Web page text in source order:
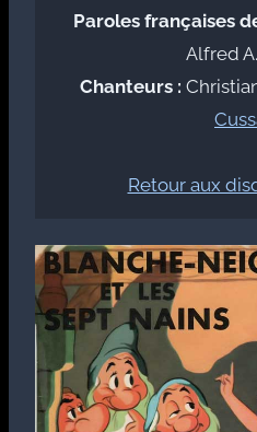
Paroles françaises
Alfred
Chanteurs :
Retour aux